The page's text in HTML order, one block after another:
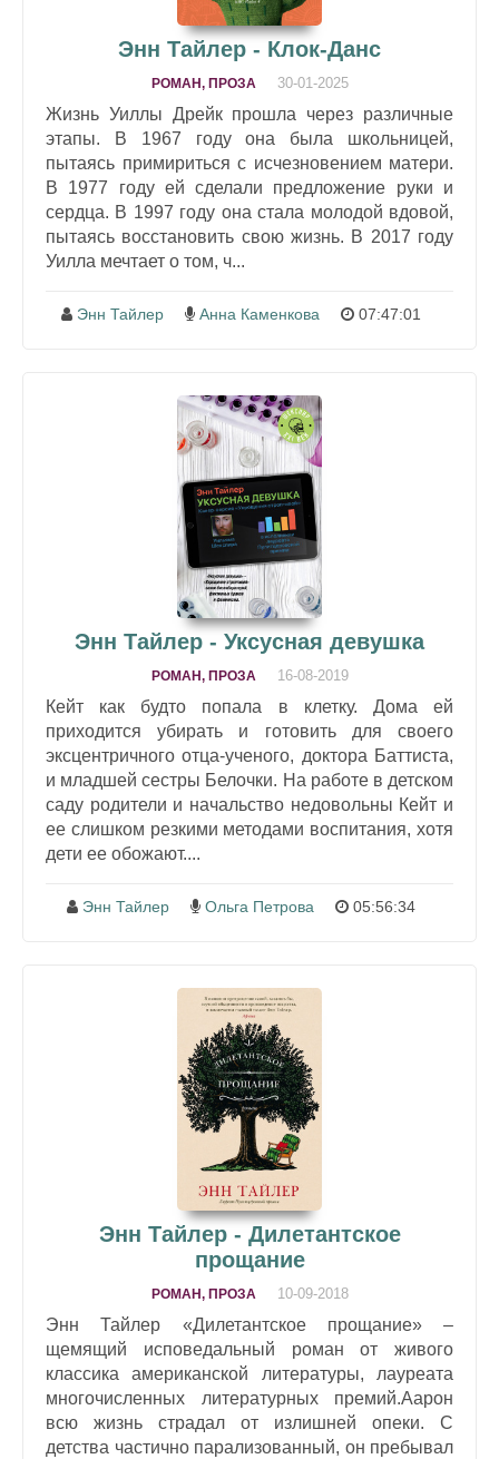
Энн Тайлер - Клок-Данс
РОМАН, ПРОЗА 30-01-2025
Жизнь Уиллы Дрейк прошла через различные
этапы. В 1967 году она была школьницей,
пытаясь примириться с исчезновением матери.
В 1977 году ей сделали предложение руки и
сердца. В 1997 году она стала молодой вдовой,
пытаясь восстановить свою жизнь. В 2017 году
Уилла мечтает о том, ч...
Энн Тайлер Анна Каменкова 07:47:01
Энн Тайлер - Уксусная девушка
РОМАН, ПРОЗА 16-08-2019
Кейт как будто попала в клетку. Дома ей
приходится убирать и готовить для своего
эксцентричного отца-ученого, доктора Баттиста,
и младшей сестры Белочки. На работе в детском
саду родители и начальство недовольны Кейт и
ее слишком резкими методами воспитания, хотя
дети ее обожают....
Энн Тайлер Ольга Петрова 05:56:34
Энн Тайлер - Дилетантское
прощание
РОМАН, ПРОЗА 10-09-2018
Энн Тайлер «Дилетантское прощание» –
щемящий исповедальный роман от живого
классика американской литературы, лауреата
многочисленных литературных премий.Аарон
всю жизнь страдал от излишней опеки. С
детства частично парализованный, он пребывал